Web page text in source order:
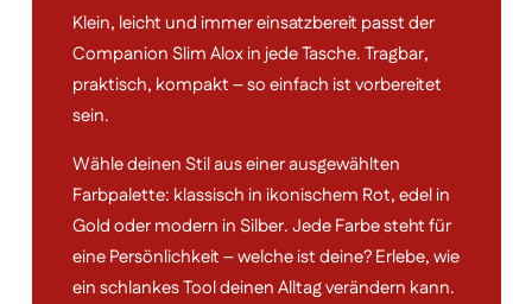
Klein, leicht und immer einsatzbereit passt der
Companion Slim Alox in jede Tasche. Tragbar,
praktisch, kompakt – so einfach ist vorbereitet
sein.
Wähle deinen Stil aus einer ausgewählten
Farbpalette: klassisch in ikonischem Rot, edel in
Gold oder modern in Silber. Jede Farbe steht für
eine Persönlichkeit – welche ist deine? Erlebe, wie
ein schlankes Tool deinen Alltag verändern kann.